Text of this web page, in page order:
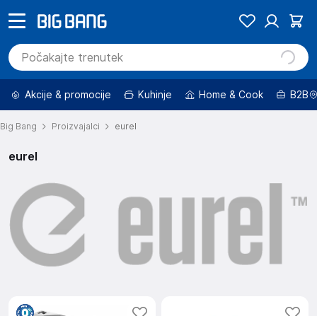
Akcije & promocije Kuhinje Home & Cook B2B
Big Bang Proizvajalci eurel
eurel